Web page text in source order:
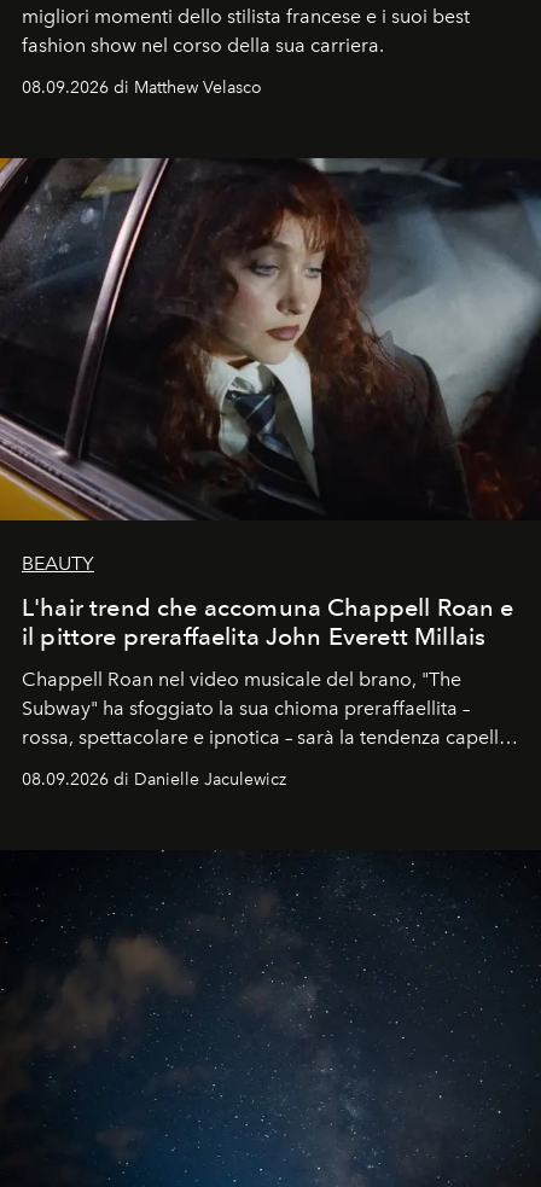
migliori momenti dello stilista francese e i suoi best
fashion show nel corso della sua carriera.
08.09.2026 di Matthew Velasco
BEAUTY
L'hair trend che accomuna Chappell Roan e
il pittore preraffaelita John Everett Millais
Chappell Roan nel video musicale del brano, "The
Subway" ha sfoggiato la sua chioma preraffaellita –
rossa, spettacolare e ipnotica – sarà la tendenza capelli
08.09.2026 di Danielle Jaculewicz